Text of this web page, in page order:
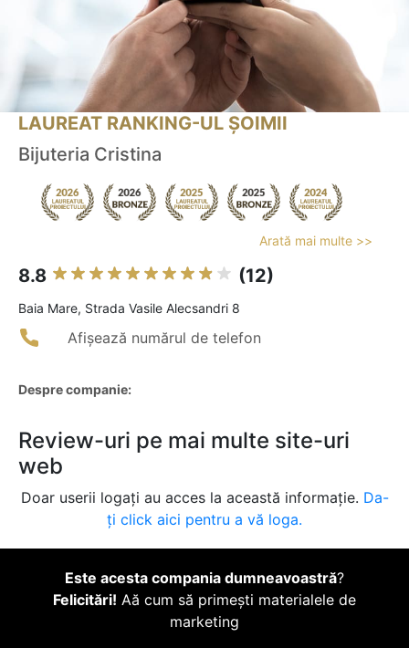
LAUREAT RANKING-UL ȘOIMII
Bijuteria Cristina
Arată mai multe >>
8.8 (12)
Baia Mare, Strada Vasile Alecsandri 8
Afișează numărul de telefon
Despre companie:
Review-uri pe mai multe site-uri
web
Doar userii logați au acces la această informație. Da-
ți click aici pentru a vă loga.
Este acesta compania dumneavoastră?
Felicitări! Aă cum să primești materialele de
marketing